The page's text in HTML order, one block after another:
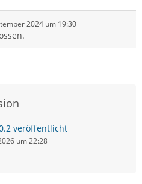
2024 um 19:30
veröffentlicht
um 22:28